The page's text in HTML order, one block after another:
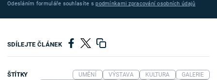
Odesláním formuláře souhlasíte spodmínkami zpracování osobních údajů
SDÍLEJTE ČLÁNEK
ŠTÍTKY UMĚNÍ VÝSTAVA KULTURA
GALERIE